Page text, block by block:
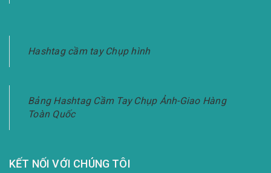
Hashtag cầm tay Chụp hình
Bảng Hashtag Cầm Tay Chụp Ảnh-Giao Hàng
Toàn Quốc
KẾT NỐI VỚI CHÚNG TÔI